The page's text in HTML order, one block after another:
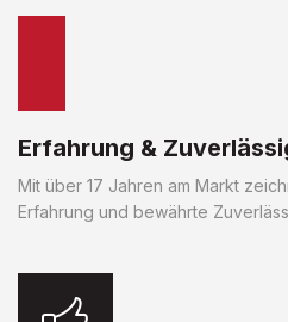
Erfahrung &
Mit über 17 Jahren am Markt
Erfahrung und bewährte